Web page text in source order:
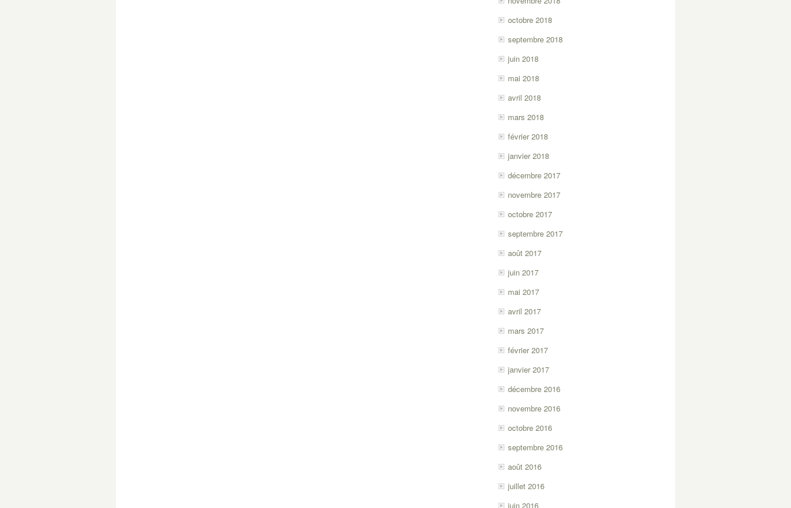
octobre 2018
septembre 2018
juin 2018
mai 2018
avril 2018
mars 2018
février 2018
janvier 2018
décembre 2017
novembre 2017
octobre 2017
septembre 2017
août 2017
juin 2017
mai 2017
avril 2017
mars 2017
février 2017
janvier 2017
décembre 2016
novembre 2016
octobre 2016
septembre 2016
août 2016
juillet 2016
juin 2016